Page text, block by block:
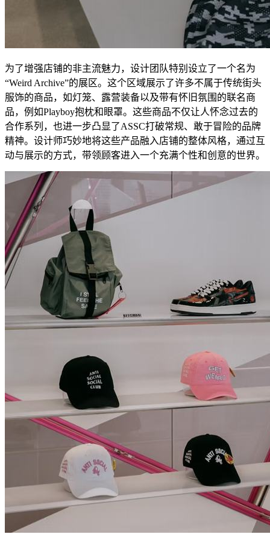
为了增强店铺的非主流魅力，设计团队特别设立了一个名为
“Weird Archive”的展区。这个区域展示了许多不属于传统街头
服饰的商品，如灯笼、露营装备以及带有怀旧氛围的联名商
品，例如Playboy抱枕和眼罩。这些商品不仅让人怀念过去的
合作系列，也进一步凸显了ASSC打破常规、敢于冒险的品牌
精神。设计师巧妙地将这些产品融入店铺的整体风格，通过互
动与展示的方式，带领顾客进入一个充满个性和创意的世界。